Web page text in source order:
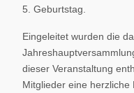
5. Geburtstag.
Eingeleitet wurden die
dieser Veranstaltung
Mitglieder eine